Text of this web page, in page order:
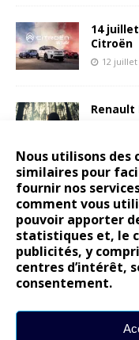
Nous utilisons des
similaires pour
fournir nos
comment vous
pouvoir apporter
statistiques et, le
publicités, y
centres d’intérêt,
consentement.
14
Citroën
12 juillet
Renault
Peugeot
légende
17 juin